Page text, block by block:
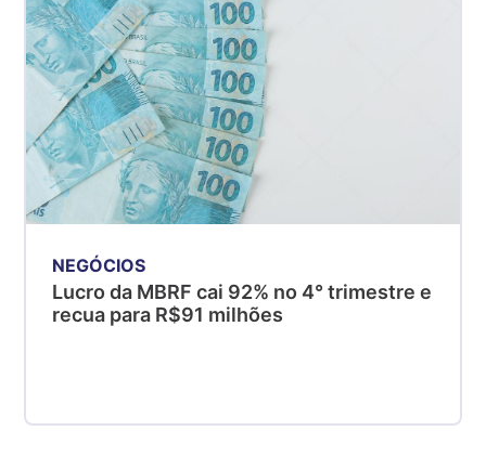
NEGÓCIOS
Lucro da MBRF cai 92% no 4° trimestre e
recua para R$91 milhões